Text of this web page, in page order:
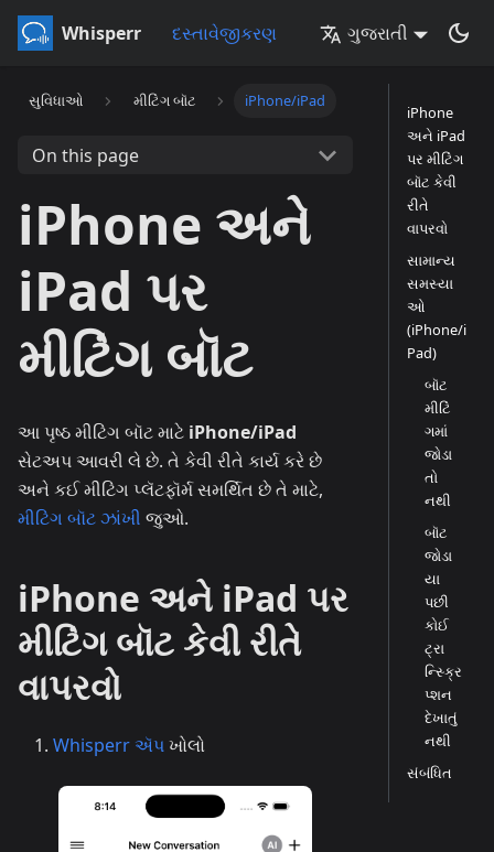
Whisperr દસ્તાવેજીકરણ ગુજરાતી
સુવિધાઓ મીટિંગ બૉટ iPhone/iPad
On this page
iPhone અને
iPad પર
મીટિંગ બૉટ
આ પૃષ્ઠ મીટિંગ બૉટ માટે iPhone/iPad
સેટઅપ આવરી લે છે. તે કેવી રીતે કાર્ય કરે છે
અને કઈ મીટિંગ પ્લૅટફૉર્મ સમર્થિત છે તે માટે,
મીટિંગ બૉટ ઝાંખી જુઓ.
iPhone અને iPad પર
મીટિંગ બૉટ કેવી રીતે
વાપરવો
Whisperr ઍપખોલો
iPhone
અને iPad
પર મીટિંગ
બૉટ કેવી
રીતે
વાપરવો
સામાન્ય
સમસ્યા
ઓ
(iPhone/i
Pad)
બૉટ
મીટિં
ગમાં
જોડા
તો
નથી
બૉટ
જોડા
યા
પછી
કોઈ
ટ્રા
ન્સ્ક્રિ
પ્શન
દેખાતું
નથી
સંબંધિત